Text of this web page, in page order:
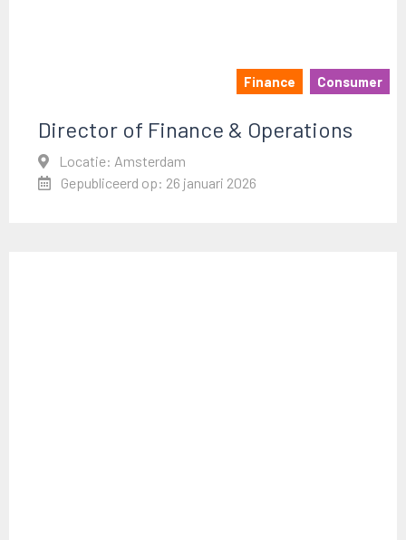
Finance Consumer
Director of Finance & Operations
Locatie: Amsterdam
Gepubliceerd op: 26 januari 2026